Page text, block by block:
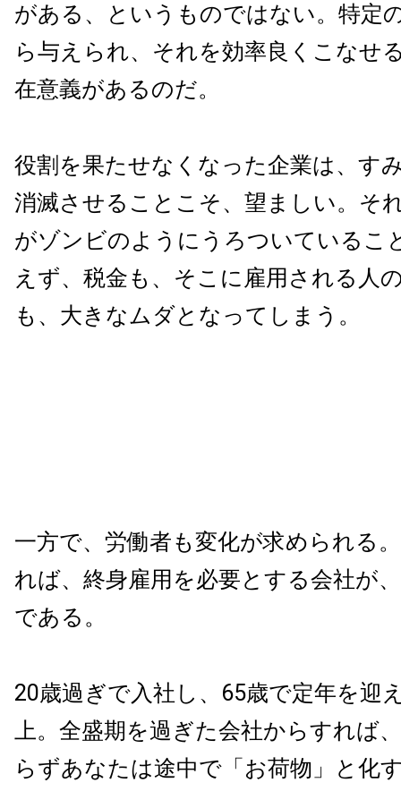
がある、というものではない。特定
ら与えられ、それを効率良くこなせ
在意義があるのだ。
役割を果たせなくなった企業は、す
消滅させることこそ、望ましい。そ
がゾンビのようにうろついているこ
えず、税金も、そこに雇用される人
も、大きなムダとなってしまう。
一方で、労働者も変化が求められる
れば、終身雇用を必要とする会社が
である。
20歳過ぎで入社し、65歳で定年を迎
上。全盛期を過ぎた会社からすれば
らずあなたは途中で「お荷物」と化